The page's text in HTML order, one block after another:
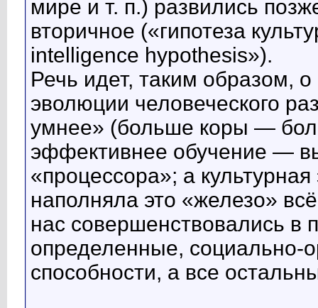
мире и т. п.) развились
вторичное («гипотеза
intelligence hypothesis»).
Речь идет, таким образом,
эволюции человеческого
умнее» (больше коры —
эффективнее обучение —
«процессора»; а
наполняла это «железо»
нас совершенствовались в
определенные, социально-
способности, а все